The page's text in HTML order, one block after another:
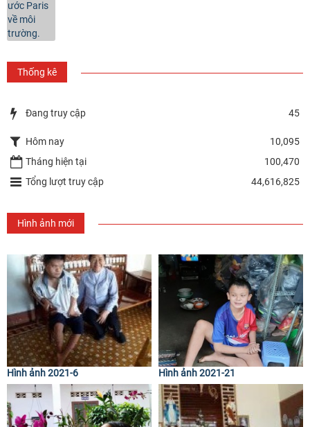
Thống kê
Đang truy cập 45
Hôm nay
10,095
Tháng hiện tại
100,470
Tổng lượt truy cập
44,616,825
Hình ảnh mới
Hình ảnh 2021-6 Hình ảnh 2021-21